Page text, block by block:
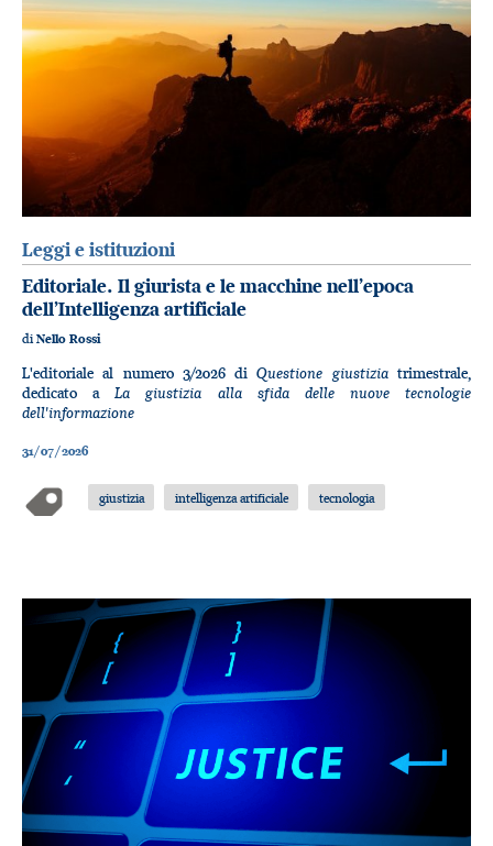
Leggi e istituzioni
Editoriale. Il giurista e le macchine nell’epoca
dell’Intelligenza artificiale
diNello Rossi
L'editoriale al numero 3/2026 diQuestione giustiziatrimestrale,
dedicato aLa giustizia alla sfida delle nuove tecnologie
dell'informazione
31/07/2026
giustizia intelligenza artificiale tecnologia